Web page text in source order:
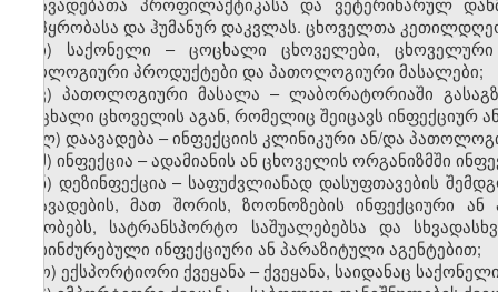
მოპყრობასა და ჰუმანურ დაკვლას. ცხოველთა
ი) საქონელი – ცოცხალი ცხოველები, ცხოველური
ბიოლოგიური პროდუქტები და პათოლოგიური მასალები;
კ) პათოლოგიური მასალა–ლაბორატორიაში
ცოცხალი ცხოველის აგან, რომელიც შეიცავს ინფექციურ
ლ) დაავადება – ინფექციის კლინიკური ან/და
მ) ინფექცია – ადამიანის ან ცხოველის ორგანიზმში
ნ) დეზინფექცია – საფუძვლიანად დასუფთავების
დაავადების, მათ შორის, ზოონოზების ინფექციური
შენობებს, სატრანსპორტო საშუალებებსა და
დაბინძურებული ინფექციური ან პარაზიტული აგენტებით;
ო) ექსპორტიორი ქვეყანა – ქვეყანა, საიდანაც საქონელი